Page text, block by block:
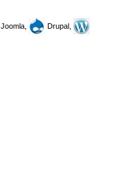
Joomla,
Drupal,